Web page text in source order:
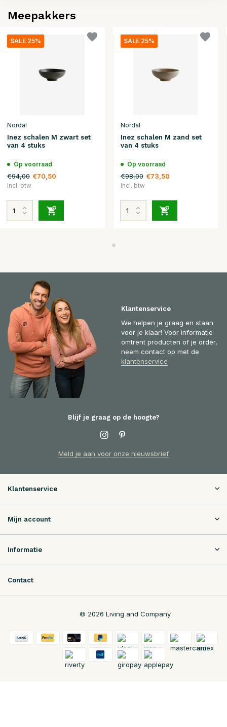
Meepakkers
SALE 25%
Nordal
Inez schalen M zwart set
van 4 stuks
Op voorraad
€94,00 €70,50
Incl. btw
SALE 25%
Nordal
Inez schalen M zand set
van 4 stuks
Op voorraad
€98,00 €73,50
Incl. btw
Klantenservice
We helpen je graag en staan
voor je klaar! Voor informatie
omtrent producten of je order,
neem contact op met de
klantenservice
Blijf je graag op de hoogte?
Meld je aan voor onze nieuwsbrief
Klantenservice
Mijn account
Informatie
Contact
© 2026 Living and Company